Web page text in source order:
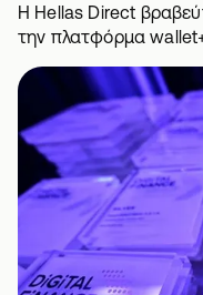
Η Hellas Direct
την πλατφόρμα